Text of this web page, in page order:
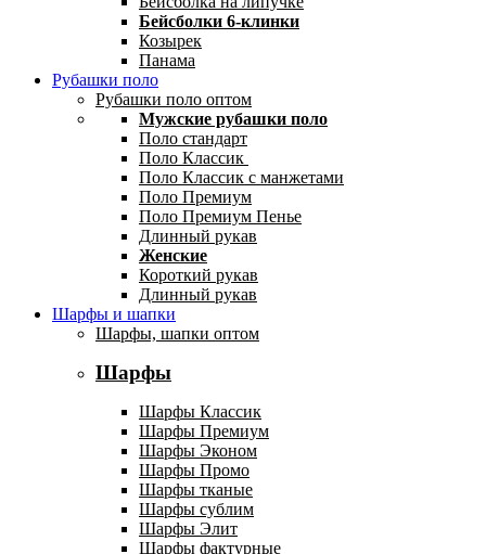
Бейсболки 6-клинки
Козырек
Панама
Рубашки поло
Рубашки поло оптом
Мужские рубашки поло
Поло стандарт
Поло Классик
Поло Классик с манжетами
Поло Премиум
Поло Премиум Пенье
Длинный рукав
Женские
Короткий рукав
Длинный рукав
Шарфы и шапки
Шарфы, шапки оптом
Шарфы
Шарфы Классик
Шарфы Премиум
Шарфы Эконом
Шарфы Промо
Шарфы тканые
Шарфы сублим
Шарфы Элит
Шарфы фактурные